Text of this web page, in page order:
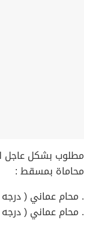
محاماة بمسقط :
‏. محام عماني ( درجه
‏. محام عماني ( درجه